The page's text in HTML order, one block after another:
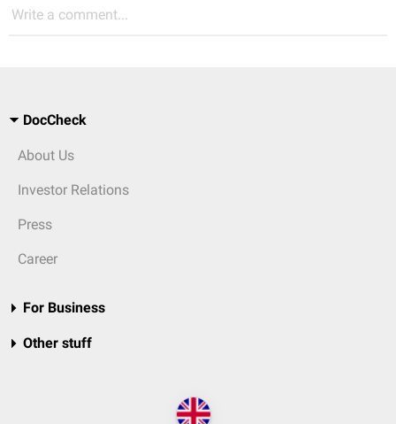
Write a comment...
DocCheck
About Us
Investor Relations
Press
Career
For Business
Other stuff